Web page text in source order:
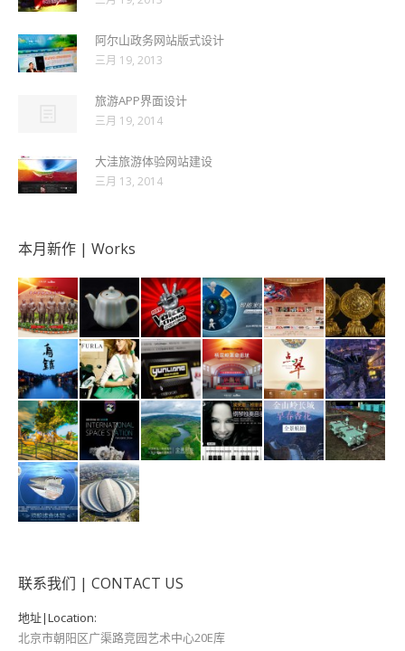
阿尔山政务网站版式设计
三月 19, 2013
旅游APP界面设计
三月 19, 2014
大洼旅游体验网站建设
三月 13, 2014
本月新作 | Works
联系我们 | CONTACT US
地址|Location:
北京市朝阳区广渠路竞园艺术中心20E库